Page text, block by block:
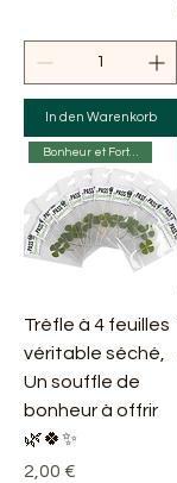
In den Warenkorb
Bonheur et Fortune 😊💰
Trèfle à 4 feuilles
véritable séché,
Un souffle de
bonheur à offrir
🌿🍀✨
Preis
2,00 €